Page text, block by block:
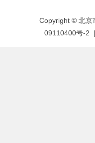
Copyright © 北
09110400号-2 |